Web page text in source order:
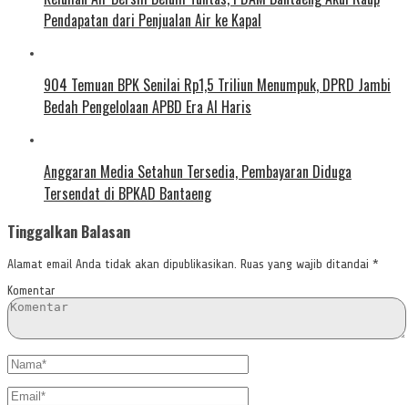
Pendapatan dari Penjualan Air ke Kapal
904 Temuan BPK Senilai Rp1,5 Triliun Menumpuk, DPRD Jambi
Bedah Pengelolaan APBD Era Al Haris
Anggaran Media Setahun Tersedia, Pembayaran Diduga
Tersendat di BPKAD Bantaeng
Tinggalkan Balasan
Alamat email Anda tidak akan dipublikasikan. Ruas yang wajib ditandai *
Komentar